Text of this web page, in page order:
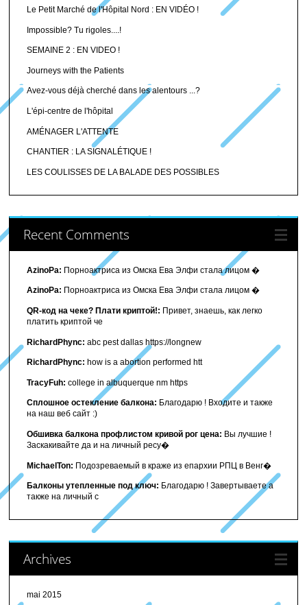
Le Petit Marché de l'Hôpital Nord : EN VIDÉO !
Impossible? Tu rigoles....!
SEMAINE 2 : EN VIDEO !
Journeys with the Patients
Avez-vous déjà cherché dans les alentours ...?
L'épi-centre de l'hôpital
AMÉNAGER L'ATTENTE
CHANTIER : LA SIGNALÉTIQUE !
LES COULISSES DE LA BALADE DES POSSIBLES
Recent Comments
AzinoPa: Порноактриса из Омска Ева Элфи стала лицом �
AzinoPa: Порноактриса из Омска Ева Элфи стала лицом �
QR-код на чеке? Плати криптой!: Привет, знаешь, как легко
платить криптой че
RichardPhync: abc pest dallas https://longnew
RichardPhync: how is a abortion performed htt
TracyFuh: college in albuquerque nm https
Сплошное остекление балкона: Благодарю ! Входите и также
на наш веб сайт :)
Обшивка балкона профлистом кривой рог цена: Вы лучшие !
Заскакивайте да и на личный ресу�
MichaelTon: Подозреваемый в краже из епархии РПЦ в Венг�
Балконы утепленные под ключ: Благодарю ! Завертываете а
также на личный с
Archives
mai 2015